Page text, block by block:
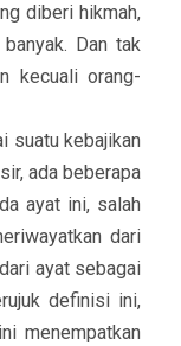
diberi hikmah,
Dan tak
kecuali orang-
suatu kebajikan
ada beberapa
ayat ini, salah
dari
ayat sebagai
definisi ini,
menempatkan